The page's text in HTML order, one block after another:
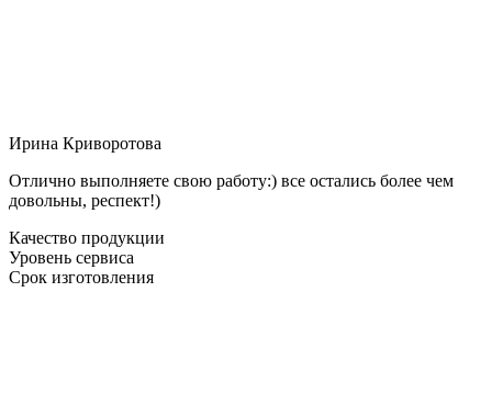
Ирина Криворотова
Отлично выполняете свою работу:) все остались более чем
довольны, респект!)
Качество продукции
Уровень сервиса
Срок изготовления